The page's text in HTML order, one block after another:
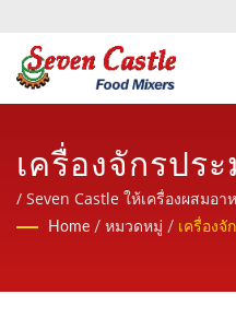
เครื่องจักรปร
ผู้ผลิตเครื่องจั
อาหารที่ให้เค
และเครื่องจัก
/ Seven Castle ให้เครื่องผสมอ
ด้วยบริการที่เป็นมิตร มืออาชีพแ
Home / หมวดหมู่ / เครื่องจั